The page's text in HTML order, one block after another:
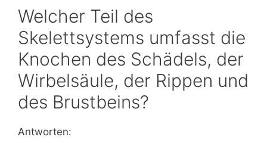
Welcher Teil des
Skelettsystems umfasst die
Knochen des Schädels, der
Wirbelsäule, der Rippen und
des Brustbeins?
Antworten: